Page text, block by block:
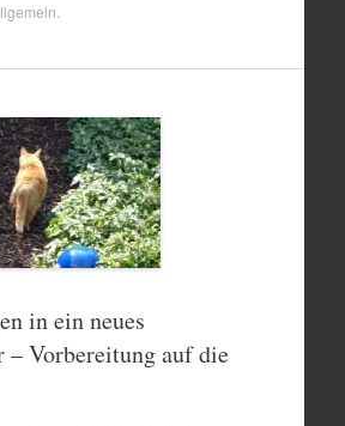
in ein neues
– Vorbereitung auf die